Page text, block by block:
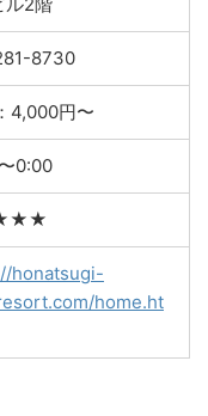
8730
4,000円〜
0:00
honatsugi-
home.ht